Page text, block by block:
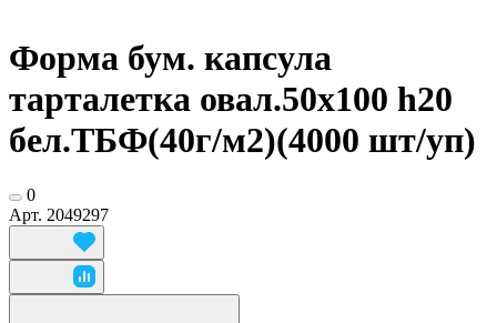
Форма бум. капсула
тарталетка овал.50x100 h20
бел.ТБФ(40г/м2)(4000 шт/уп)
0
Арт. 2049297